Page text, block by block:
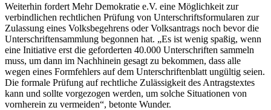
Weiterhin fordert Mehr Demokratie e.V. eine Möglichkeit zur
verbindlichen rechtlichen Prüfung von Unterschriftsformularen zur
Zulassung eines Volksbegehrens oder Volksantrags noch bevor die
Unterschriftensammlung begonnen hat. „Es ist wenig spaßig, wenn
eine Initiative erst die geforderten 40.000 Unterschriften sammeln
muss, um dann im Nachhinein gesagt zu bekommen, dass alle
wegen eines Formfehlers auf dem Unterschriftenblatt ungültig seien.
Die formale Prüfung auf rechtliche Zulässigkeit des Antragstextes
kann und sollte vorgezogen werden, um solche Situationen von
vornherein zu vermeiden“, betonte Wunder.